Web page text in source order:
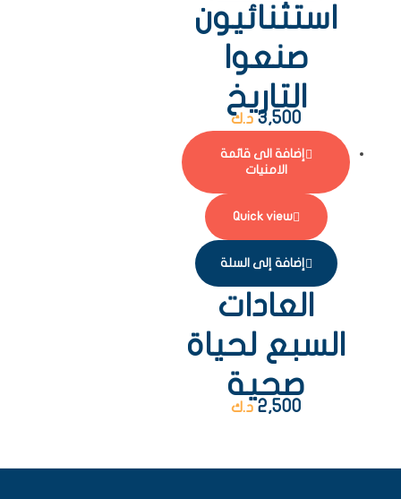
استثنائيون
صنعوا
التاريخ
3,500 د.ك
إضافة الى قائمة
الامنيات
Quick view
إضافة إلى السلة
العادات
السبع لحياة
صحية
2,500 د.ك